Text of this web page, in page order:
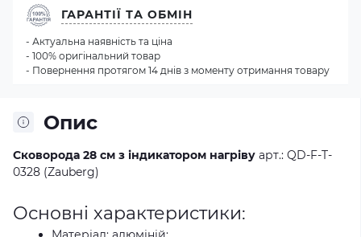
Опис
Сковорода 28 см з індикатором нагріву арт.: QD-F-T-
0328 (Zauberg)
Основні характеристики:
ГАРАНТІЇ ТА ОБМІН
- Актуальна наявність та ціна
- 100% оригінальний товар
- Повернення протягом 14 днів з моменту отримання товару